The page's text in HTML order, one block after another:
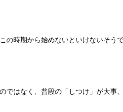
の時期から始めないといけないそうで
ではなく、普段の「しつけ」が大事